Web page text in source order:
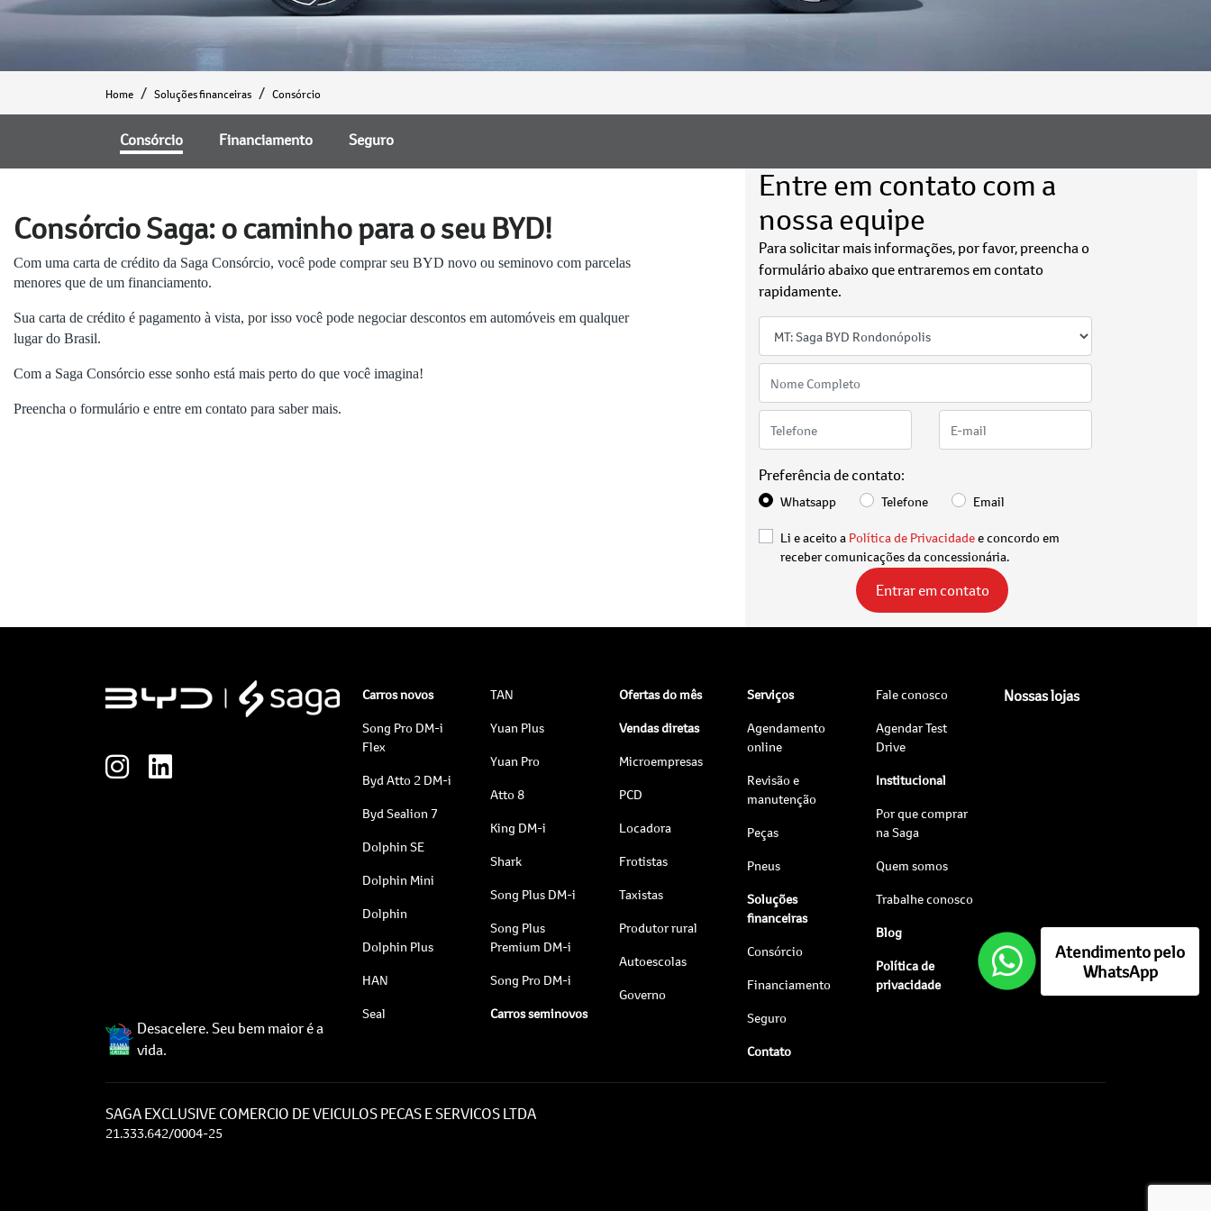
Home Soluções financeiras Consórcio
Consórcio Financiamento Seguro
Consórcio Saga: o caminho para o seu BYD!
Com uma carta de crédito da Saga Consórcio, você pode comprar seu BYD novo ou seminovo com parcelas
menores que de um financiamento.
Sua carta de crédito é pagamento à vista, por isso você pode negociar descontos em automóveis em qualquer
lugar do Brasil.
Com a Saga Consórcio esse sonho está mais perto do que você imagina!
Preencha o formulário e entre em contato para saber mais.
Entre em contato com a
nossa equipe
Para solicitar mais informações, por favor, preencha o
formulário abaixo que entraremos em contato
rapidamente.
Preferência de contato:
Whatsapp Telefone Email
Li e aceito a Política de Privacidadee concordo em
receber comunicações da concessionária.
Entrar em contato
Desacelere. Seu bem maior é a
vida.
Carros novos
Song Pro DM-i
Flex
Byd Atto 2 DM-i
Byd Sealion 7
Dolphin SE
Dolphin Mini
Dolphin
Dolphin Plus
HAN
Seal
TAN
Yuan Plus
Yuan Pro
Atto 8
King DM-i
Shark
Song Plus DM-i
Song Plus
Premium DM-i
Song Pro DM-i
Carros seminovos
Ofertas do mês
Vendas diretas
Microempresas
PCD
Locadora
Frotistas
Taxistas
Produtor rural
Autoescolas
Governo
Serviços
Agendamento
online
Revisão e
manutenção
Peças
Pneus
Soluções
financeiras
Consórcio
Financiamento
Seguro
Contato
Fale conosco
Agendar Test
Drive
Institucional
Por que comprar
na Saga
Quem somos
Trabalhe conosco
Blog
Política de
privacidade
Nossas lojas
SAGA EXCLUSIVE COMERCIO DE VEICULOS PECAS E SERVICOS LTDA
21.333.642/0004-25
Atendimento pelo
WhatsApp